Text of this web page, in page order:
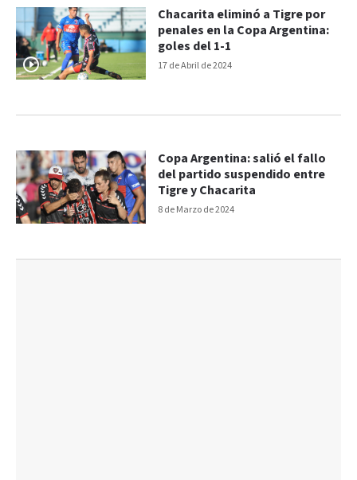
17 de Abril de 2024
Chacarita eliminó a Tigre por
penales en la Copa Argentina:
goles del 1-1
8 de Marzo de 2024
Copa Argentina: salió el fallo
del partido suspendido entre
Tigre y Chacarita